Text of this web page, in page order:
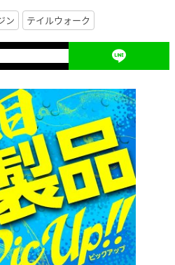
ン テイルウォーク